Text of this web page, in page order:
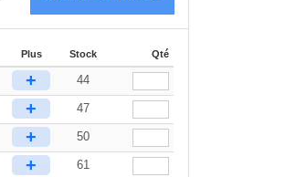
Plus Stock Qté
+ 44
+ 47
+ 50
+ 61